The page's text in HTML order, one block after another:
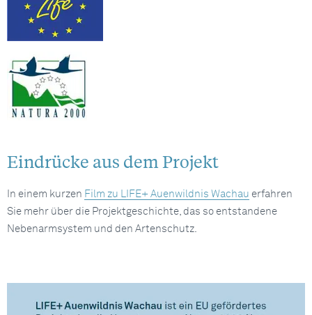
Eindrücke aus dem Projekt
In einem kurzen Film zu LIFE+ Auenwildnis Wachau erfahren
Sie mehr über die Projektgeschichte, das so entstandene
Nebenarmsystem und den Artenschutz.